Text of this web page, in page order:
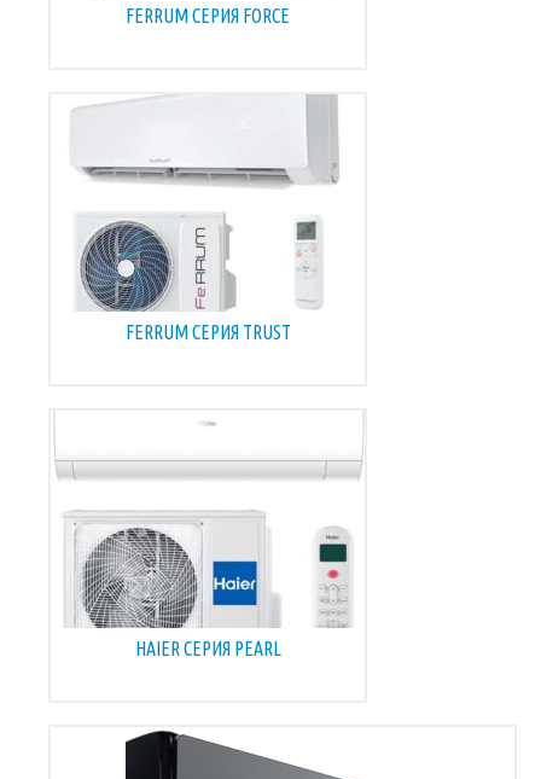
FERRUM СЕРИЯ FORCE
FERRUM СЕРИЯ TRUST
HAIER СЕРИЯ PEARL